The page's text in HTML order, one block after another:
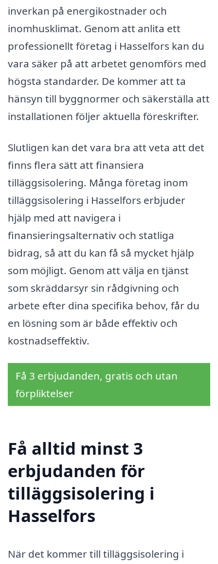
inverkan på energikostnader och
inomhusklimat. Genom att anlita ett
professionellt företag i Hasselfors kan du
vara säker på att arbetet genomförs med
högsta standarder. De kommer att ta
hänsyn till byggnormer och säkerställa att
installationen följer aktuella föreskrifter.
Slutligen kan det vara bra att veta att det
finns flera sätt att finansiera
tilläggsisolering. Många företag inom
tilläggsisolering i Hasselfors erbjuder
hjälp med att navigera i
finansieringsalternativ och statliga
bidrag, så att du kan få så mycket hjälp
som möjligt. Genom att välja en tjänst
som skräddarsyr sin rådgivning och
arbete efter dina specifika behov, får du
en lösning som är både effektiv och
kostnadseffektiv.
Få 3 erbjudanden, gratis och utan
förpliktelser
Få alltid minst 3
erbjudanden för
tilläggsisolering i
Hasselfors
När det kommer till tilläggsisolering i